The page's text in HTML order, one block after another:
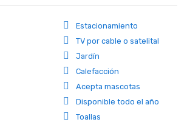
Estacionamiento
TV por cable o satelital
Jardín
Calefacción
Acepta mascotas
(consultar)
Disponible todo el año
Toallas